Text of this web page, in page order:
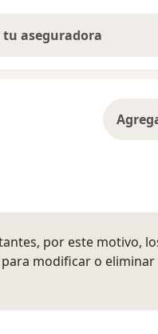
aseguradora
por este motivo,
modificar o